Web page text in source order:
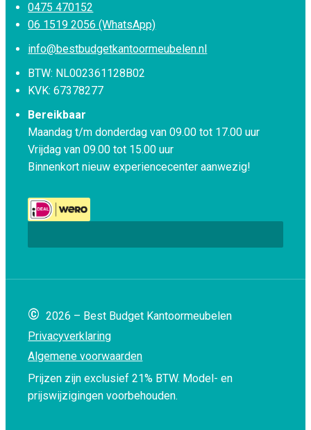
0475 470152
06 1519 2056 (WhatsApp)
info@bestbudgetkantoormeubelen.nl
BTW: NL002361128B02
KVK: 67378277
Bereikbaar
Maandag t/m donderdag van 09.00 tot 17.00 uur
Vrijdag van 09.00 tot 15.00 uur
Binnenkort nieuw experiencecenter aanwezig!
© 2026 – Best Budget Kantoormeubelen
Privacyverklaring
Algemene voorwaarden
Prijzen zijn exclusief 21% BTW. Model- en
prijswijzigingen voorbehouden.